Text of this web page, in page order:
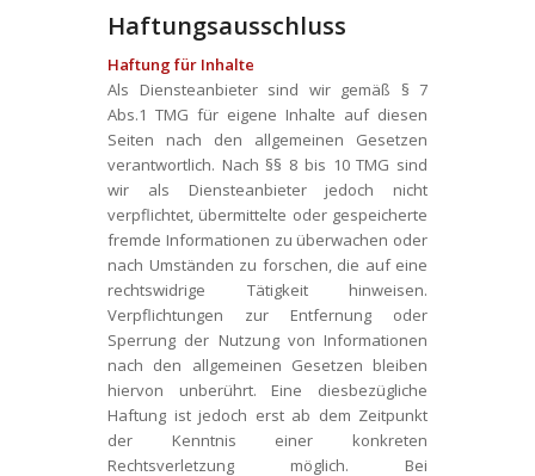
Haftungsausschluss
Haftung für Inhalte
Als Diensteanbieter sind wir gemäß § 7
Abs.1 TMG für eigene Inhalte auf diesen
Seiten nach den allgemeinen Gesetzen
verantwortlich. Nach §§ 8 bis 10 TMG sind
wir als Diensteanbieter jedoch nicht
verpflichtet, übermittelte oder gespeicherte
fremde Informationen zu überwachen oder
nach Umständen zu forschen, die auf eine
rechtswidrige Tätigkeit hinweisen.
Verpflichtungen zur Entfernung oder
Sperrung der Nutzung von Informationen
nach den allgemeinen Gesetzen bleiben
hiervon unberührt. Eine diesbezügliche
Haftung ist jedoch erst ab dem Zeitpunkt
der Kenntnis einer konkreten
Rechtsverletzung möglich. Bei